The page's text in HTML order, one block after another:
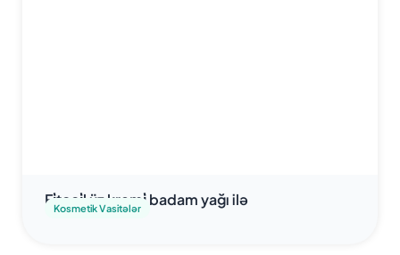
Fi̇tooi̇l üz kremi̇ badam yağı ilə
Kosmetik Vasitələr